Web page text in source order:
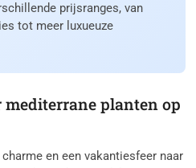
prijsranges, van
tot meer luxueuze
planten op
en een vakantiesfeer naar